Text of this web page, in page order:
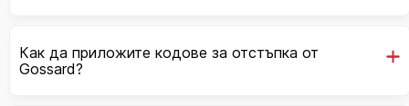
Как да приложите кодове за отстъпка от
Gossard?